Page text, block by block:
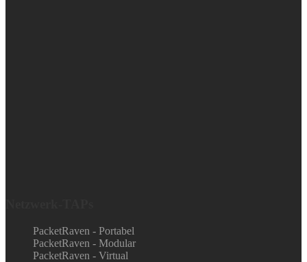
PacketRaven - Portabel
PacketRaven - Modular
PacketRaven - Virtual